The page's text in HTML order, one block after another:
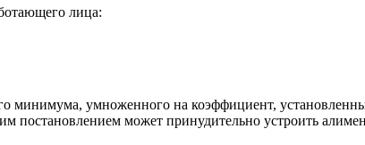
лица:
минимума, умноженного на коэффициент,
постановлением может принудительно устроить